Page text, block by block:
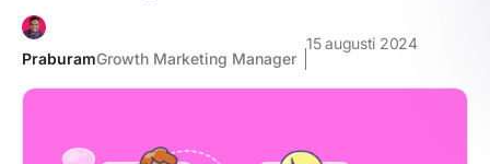
PraburamGrowth Marketing Manager
15 augusti 2024